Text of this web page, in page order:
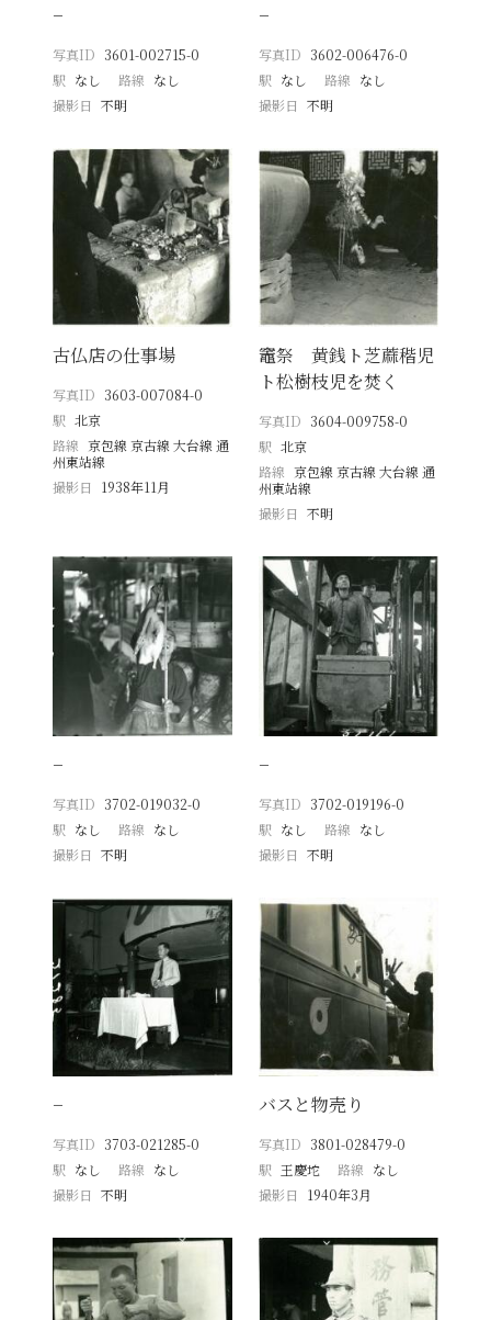
−
写真ID 3601-002715-0
駅 なし 路線 なし
撮影日
不明
−
写真ID 3602-006476-0
駅 なし 路線 なし
撮影日 不明
古仏店の仕事場
写真ID 3603-007084-0
駅 北京
路線 京包線 京古線 大台線 通
州東站線
撮影日
1938年11月
竈祭 黄銭ト芝蔴稭児
ト松樹枝児を焚く
写真ID 3604-009758-0
駅 北京
路線 京包線 京古線 大台線 通
州東站線
撮影日 不明
−
写真ID 3702-019032-0
駅 なし 路線 なし
撮影日
不明
−
写真ID 3702-019196-0
駅 なし 路線 なし
撮影日 不明
−
写真ID 3703-021285-0
駅 なし 路線 なし
撮影日
不明
バスと物売り
写真ID 3801-028479-0
駅 王慶坨 路線 なし
撮影日
1940年3月